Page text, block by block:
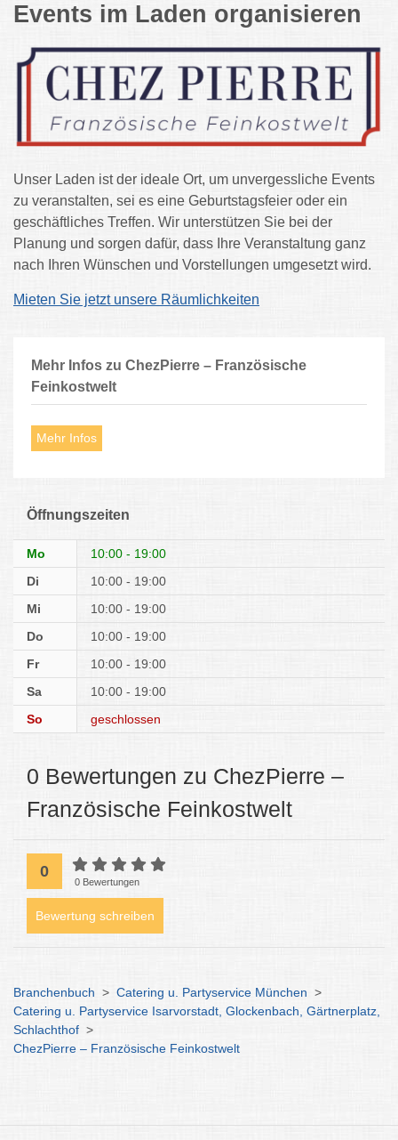
Events im Laden organisieren
Unser Laden ist der ideale Ort, um unvergessliche Events
zu veranstalten, sei es eine Geburtstagsfeier oder ein
geschäftliches Treffen. Wir unterstützen Sie bei der
Planung und sorgen dafür, dass Ihre Veranstaltung ganz
nach Ihren Wünschen und Vorstellungen umgesetzt wird.
Mieten Sie jetzt unsere Räumlichkeiten
Mehr Infos zu ChezPierre – Französische
Feinkostwelt
Mehr Infos
Öffnungszeiten
Mo
10:00 - 19:00
Di
10:00 - 19:00
Mi
10:00 - 19:00
Do
10:00 - 19:00
Fr
10:00 - 19:00
Sa
10:00 - 19:00
So
geschlossen
0 Bewertungen zu ChezPierre –
Französische Feinkostwelt
0
0 Bewertungen
Bewertung schreiben
Branchenbuch > Catering u. Partyservice München >
Catering u. Partyservice Isarvorstadt, Glockenbach, Gärtnerplatz,
Schlachthof >
ChezPierre – Französische Feinkostwelt